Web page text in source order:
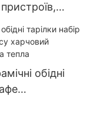
для
обідні